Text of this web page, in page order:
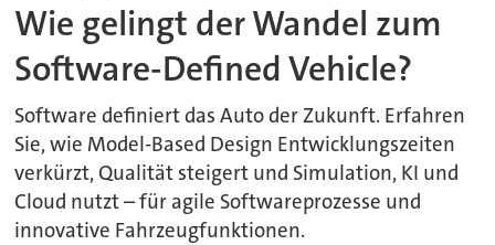
Wie gelingt der Wandel zum
Software-Defined Vehicle?
Software definiert das Auto der Zukunft. Erfahren
Sie, wie Model-Based Design Entwicklungszeiten
verkürzt, Qualität steigert und Simulation, KI und
Cloud nutzt – für agile Softwareprozesse und
innovative Fahrzeugfunktionen.